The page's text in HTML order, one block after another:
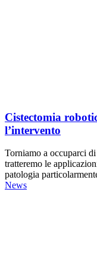
Cistectomia
l’intervento
Torniamo a occuparci
tratteremo le
patologia
News